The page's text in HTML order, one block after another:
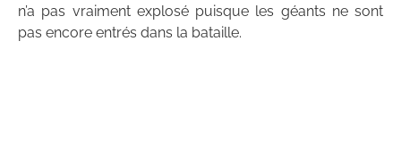
n’a pas vraiment explosé puisque les géants ne sont
pas encore entrés dans la bataille.